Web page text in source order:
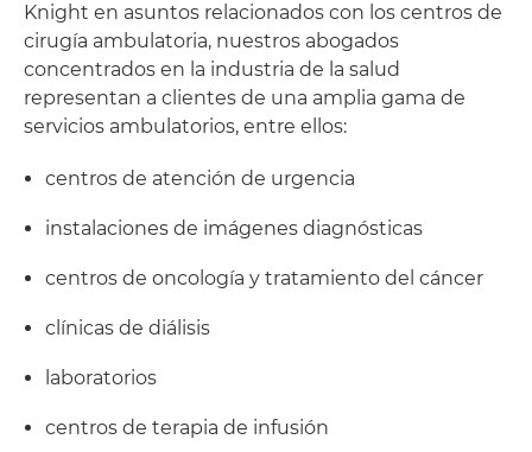
Knight en asuntos relacionados con los centros de
cirugía ambulatoria, nuestros abogados
concentrados en la industria de la salud
representan a clientes de una amplia gama de
servicios ambulatorios, entre ellos:
centros de atención de urgencia
instalaciones de imágenes diagnósticas
centros de oncología y tratamiento del cáncer
clínicas de diálisis
laboratorios
centros de terapia de infusión